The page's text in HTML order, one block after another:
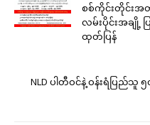
စစ်ကိုင်းတိုင်းအ
လမ်းပိုင်းအချို့
ထုတ်ပြန်
NLD ပါတီဝင်နဲ့ ဝန်းရံပြည်